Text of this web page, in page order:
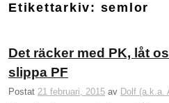
Etikettarkiv: semlor
Det räcker med PK, låt
slippa PF
Postat 21 februari, 2015 av Dolf (a.k.a.